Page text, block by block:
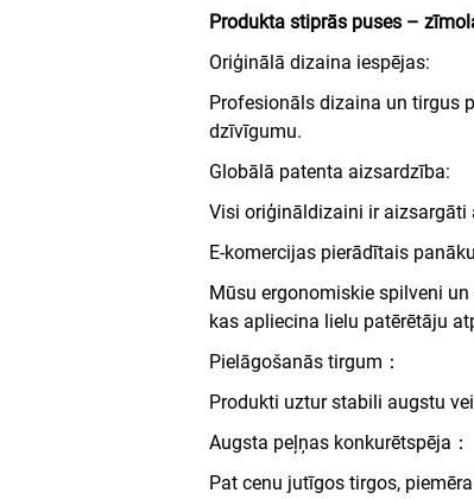
Produkta stiprās puses –
Oriģinālā dizaina iespējas:
Profesionāls dizaina un tirgus
dzīvīgumu.
Globālā patenta aizsardzība:
Visi oriģināldizaini ir aizsargāti
E-komercijas pierādītais
Mūsu ergonomiskie spilveni
kas apliecina lielu patērētāju
Pielāgošanās tirgum：
Produkti uztur stabili augstu
Augsta peļņas konkurētspēja：
Pat cenu jutīgos tirgos,